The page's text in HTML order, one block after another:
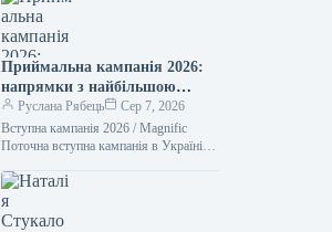
Наталія…
Приймальна кампанія 2026:
напрямки з найбільшою
кількістю бюджетних місць
Руслана Рябець
Сер 7, 2026
Вступна кампанія 2026 / Magnific
Поточна вступна кампанія в Україні
отримувати рекомендації щодо
зарахування на освітній…